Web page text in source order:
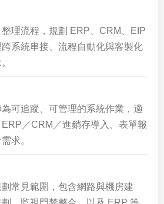
理流程，規劃 ERP、CRM、EIP
系統串接、流程自動化與客製化
可追蹤、可管理的系統作業，適
／CRM／進銷存導入、表單報
求。
常見範圍，包含網路與機房建